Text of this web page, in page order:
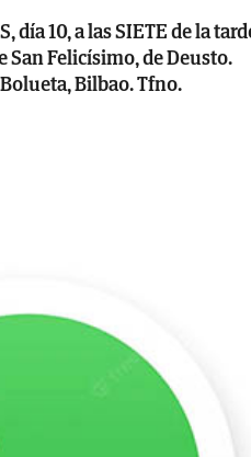
día 10, a las SIETE de la
San Felicísimo, de Deusto.
Bilbao. Tfno.